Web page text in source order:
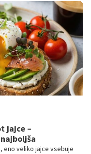
jajce –
eno veliko jajce vsebuje